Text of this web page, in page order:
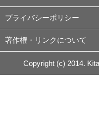
プライバシーポリシー
著作権・リンクについて
Copyright (c) 2014.